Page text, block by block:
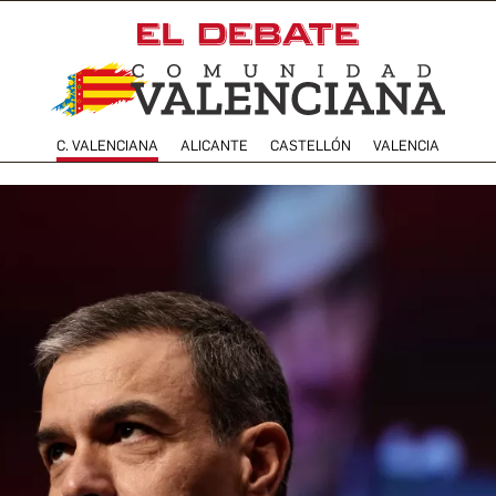
C. VALENCIANA ALICANTE CASTELLÓN VALENCIA